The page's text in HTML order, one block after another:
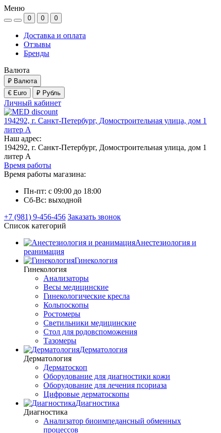
Меню
0 0 0
Доставка и оплата
Отзывы
Бренды
Валюта
₽ Валюта
€ Euro
₽ Рубль
Личный кабинет
194292, г. Санкт-Петербург, Домостроительная улица, дом 1
литер А
Наш адрес:
194292, г. Санкт-Петербург, Домостроительная улица, дом 1
литер А
Время работы
Время работы магазина:
Пн-пт: с 09:00 до 18:00
Сб-Вс: выходной
+7 (981) 9-456-456 Заказать звонок
Список категорий
Анестезиология и
реанимация
Гинекология
Гинекология
Анализаторы
Весы медицинские
Гинекологические кресла
Кольпоскопы
Ростомеры
Светильники медицинские
Стол для родовспоможения
Тазомеры
Дерматология
Дерматология
Дерматоскоп
Оборудование для диагностики кожи
Оборудование для лечения псориаза
Цифровые дерматоскопы
Диагностика
Диагностика
Анализатор биоимпедансный обменных
процессов